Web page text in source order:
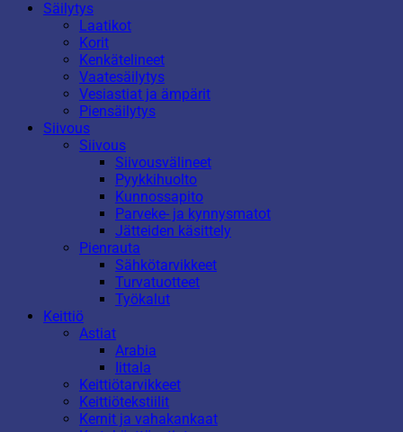
Säilytys
Laatikot
Korit
Kenkätelineet
Vaatesäilytys
Vesiastiat ja ämpärit
Piensäilytys
Siivous
Siivous
Siivousvälineet
Pyykkihuolto
Kunnossapito
Parveke- ja kynnysmatot
Jätteiden käsittely
Pienrauta
Sähkötarvikkeet
Turvatuotteet
Työkalut
Keittiö
Astiat
Arabia
Iittala
Keittiötarvikkeet
Keittiötekstiilit
Kernit ja vahakankaat